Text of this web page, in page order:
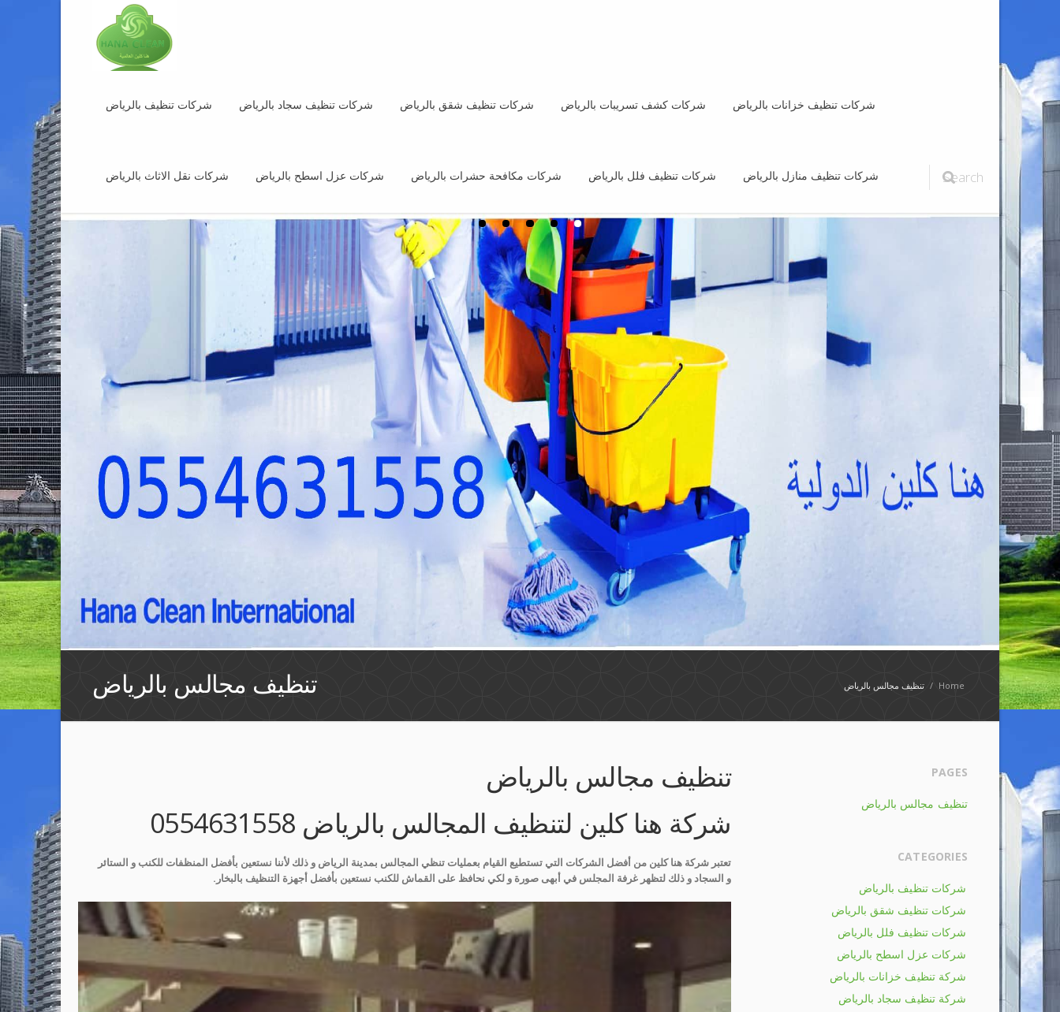
Search
شركات تنظيف بالرياض شركات تنظيف سجاد بالرياض شركات تنظيف شقق بالرياض شركات كشف تسريبات بالرياض شركات تنظيف خزانات بالرياض
شركات نقل الاثاث بالرياض شركات عزل اسطح بالرياض شركات مكافحة حشرات بالرياض شركات تنظيف فلل بالرياض شركات تنظيف منازل بالرياض
Home
/ تنظيف مجالس بالرياض تنظيف مجالس بالرياض
تنظيف مجالس بالرياض
شركة هنا كلين لتنظيف المجالس بالرياض 0554631558
تعتبر شركة هنا كلين من أفضل الشركات التي تستطيع القيام بعمليات تنظي المجالس بمدينة الرياض و ذلك لأننا نستعين بأفضل المنظفات للكنب و الستائر
و السجاد و ذلك لتظهر غرفة المجلس في أبهى صورة و لكي نحافظ على القماش للكنب نستعين بأفضل أجهزة التنظيف بالبخار.
PAGES
تنظيف مجالس بالرياض
CATEGORIES
شركات تنظيف بالرياض
شركات تنظيف شقق بالرياض
شركات تنظيف فلل بالرياض
شركات عزل اسطح بالرياض
شركة تنظيف خزانات بالرياض
شركة تنظيف سجاد بالرياض